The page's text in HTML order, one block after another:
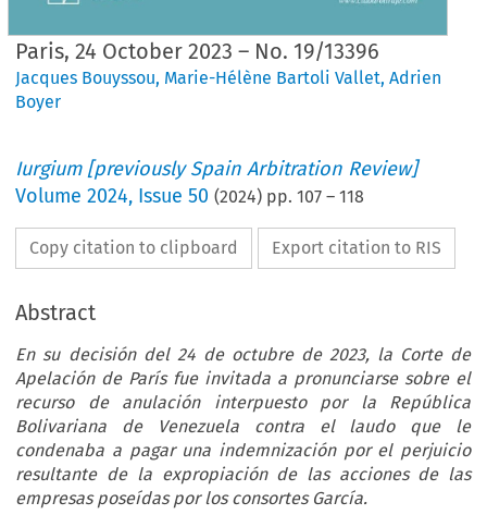
Paris, 24 October 2023 – No. 19/13396
Jacques Bouyssou, Marie-Hélène Bartoli Vallet,Adrien
Boyer
Iurgium [previously Spain Arbitration Review]
Volume2024, Issue 50 (2024) pp.107 –118
Copy citation to clipboard Export citation to RIS
Abstract
En su decisión del 24 de octubre de 2023, la Corte de
Apelación de París fue invitada a pronunciarse sobre el
recurso de anulación interpuesto por la República
Bolivariana de Venezuela contra el laudo que le
condenaba a pagar una indemnización por el perjuicio
resultante de la expropiación de las acciones de las
empresas poseídas por los consortes García.